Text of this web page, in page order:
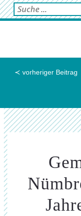
≺ vorheriger Beitrag